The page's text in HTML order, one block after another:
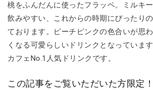
桃をふんだんに使ったフラッペ。ミルキ
飲みやすい、これからの時期にぴったり
ております。ピーチピンクの色合いが思
くなる可愛らしいドリンクとなっています
カフェNo.1人気ドリンクです。
この記事をご覧いただいた方限定